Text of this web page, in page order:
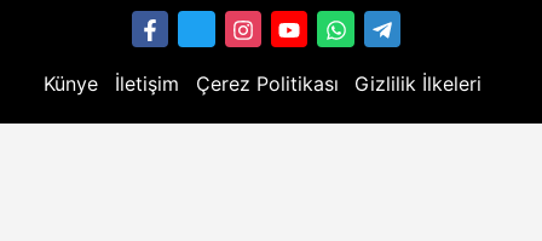
Künye İletişim Çerez Politikası Gizlilik İlkeleri